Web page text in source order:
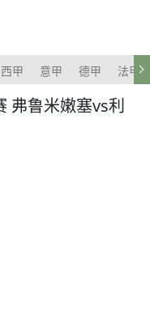
西甲 意甲 德甲 法甲
弗鲁米嫩塞vs利